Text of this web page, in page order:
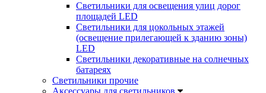
Светильники для освещения улиц дорог
площадей LED
Светильники для цокольных этажей
(освещение прилегающей к зданию зоны)
LED
Светильники декоративные на солнечных
батареях
Светильники прочие
Аксессуары для светильников